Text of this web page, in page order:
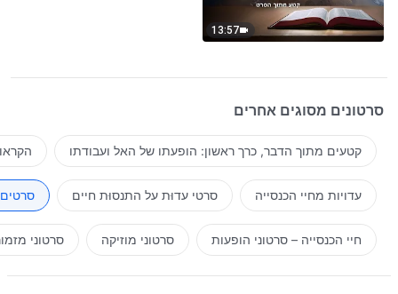
13:57
סרטונים מסוגים אחרים
קטעים מתוך הדבר, כרך ראשון: הופעתו של האל ועבודתו
עדויות מחיי הכנסייה סרטי עדוּת על התנסוּת חיים
חיי הכנסייה – סרטוני הופעות סרטוני מוזיקה סרטוני